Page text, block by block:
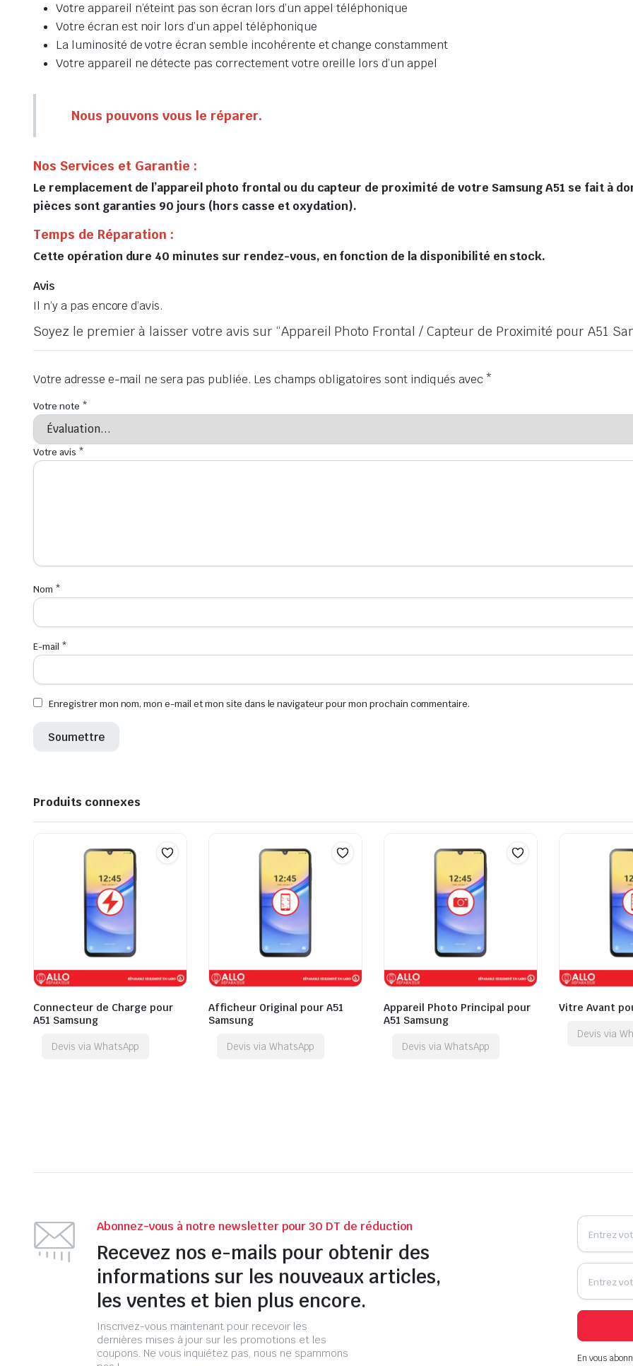
Votre appareil n’éteint pas son écran lors d’un appel téléphonique
Votre écran est noir lors d’un appel téléphonique
La luminosité de votre écran semble incohérente et change constamment
Votre appareil ne détecte pas correctement votre oreille lors d’un appel
Nous pouvons vous le réparer.
Nos Services et Garantie :
Le remplacement de l’appareil photo frontal ou du capteur de proximité de votre Samsung A51 se fait à
pièces sont garanties 90 jours (hors casse et oxydation).
Temps de Réparation :
Cette opération dure 40 minutes sur rendez-vous, en fonction de la disponibilité en stock.
Avis
Il n’y a pas encore d’avis.
Soyez le premier à laisser votre avis sur “Appareil Photo Frontal / Capteur de Proximité pour A51
Votre adresse e-mail ne sera pas publiée. Les champs obligatoires sont indiqués avec*
Votre note *
Votre avis *
Nom *
E-mail *
Enregistrer mon nom, mon e-mail et mon site dans le navigateur pour mon prochain commentaire.
Produits connexes
Connecteur de Charge pour
A51 Samsung
Devis via WhatsApp
Afficheur Original pour A51
Samsung
Devis via WhatsApp
Appareil Photo Principal pour
A51 Samsung
Devis via WhatsApp
Vitre Avant
Devis via
Abonnez-vous à notre newsletter pour 30 DT de réduction
Recevez nos e-mails pour obtenir des
informations sur les nouveaux articles,
les ventes et bien plus encore.
Inscrivez-vous maintenant pour recevoir les
dernières mises à jour sur les promotions et les
coupons. Ne vous inquiétez pas, nous ne spammons
En vous